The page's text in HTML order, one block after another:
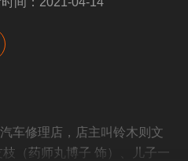
车修理店，店主叫铃木则文
枝（药师丸博子 饰）、儿子一